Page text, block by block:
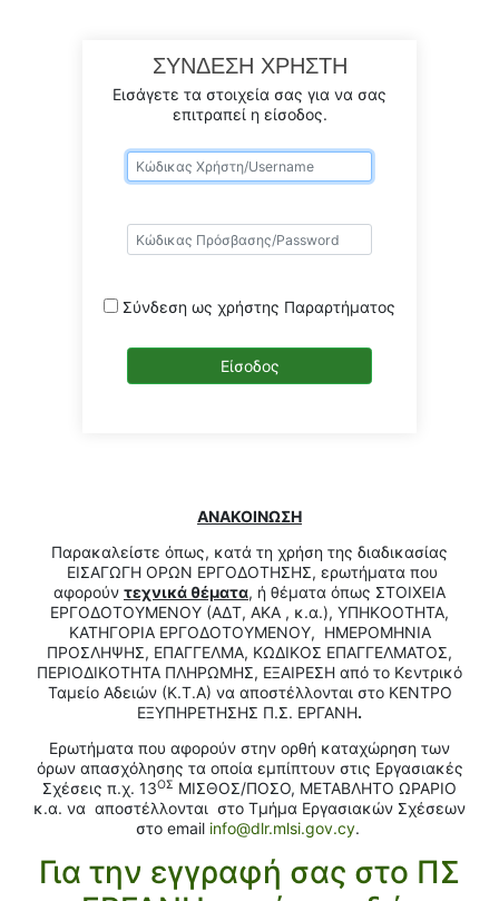
ΣΥΝΔΕΣΗ ΧΡΗΣΤΗ
Εισάγετε τα στοιχεία σας για να σας
επιτραπεί η είσοδος.
Σύνδεση ως χρήστης Παραρτήματος
ΑΝΑΚΟΙΝΩΣΗ
Παρακαλείστε όπως, κατά τη χρήση της διαδικασίας
ΕΙΣΑΓΩΓΗ ΟΡΩΝ ΕΡΓΟΔΟΤΗΣΗΣ, ερωτήματα που
αφορούν τεχνικά θέματα, ή θέματα όπως ΣΤΟΙΧΕΙΑ
ΕΡΓΟΔΟΤΟΥΜΕΝΟΥ (ΑΔΤ, ΑΚΑ , κ.α.), ΥΠΗΚΟΟΤΗΤΑ,
ΚΑΤΗΓΟΡΙΑ ΕΡΓΟΔΟΤΟΥΜΕΝΟΥ, ΗΜΕΡΟΜΗΝΙΑ
ΠΡΟΣΛΗΨΗΣ, ΕΠΑΓΓΕΛΜΑ, ΚΩΔΙΚΟΣ ΕΠΑΓΓΕΛΜΑΤΟΣ,
ΠΕΡΙΟΔΙΚΟΤΗΤΑ ΠΛΗΡΩΜΗΣ, ΕΞΑΙΡΕΣΗ από το Κεντρικό
Ταμείο Αδειών (Κ.Τ.Α) να αποστέλλονται στο ΚΕΝΤΡΟ
ΕΞΥΠΗΡΕΤΗΣΗΣ Π.Σ. ΕΡΓΑΝΗ.
Ερωτήματα που αφορούν στην ορθή καταχώρηση των
όρων απασχόλησης τα οποία εμπίπτουν στις Εργασιακές
Σχέσεις π.χ. 13ΟΣ ΜΙΣΘΟΣ/ΠΟΣΟ, ΜΕΤΑΒΛΗΤΟ ΩΡΑΡΙΟ
κ.α. να αποστέλλονται στο Τμήμα Εργασιακών Σχέσεων
στο email info@dlr.mlsi.gov.cy.
Για την εγγραφή σας στο ΠΣ